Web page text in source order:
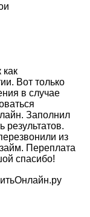
как
Вот только
в случае
Заполнил
результатов.
из
Переплата
спасибо!